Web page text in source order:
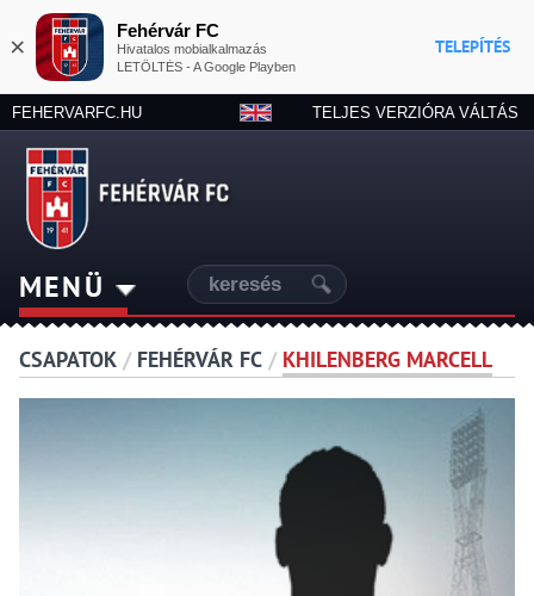
×
Fehérvár FC
Hivatalos mobialkalmazás
LETÖLTÉS - A Google Playben
TELEPÍTÉS
FEHERVARFC.HU TELJES VERZIÓRA VÁLTÁS
MENÜ
CSAPATOK / FEHÉRVÁR FC / KHILENBERG MARCELL